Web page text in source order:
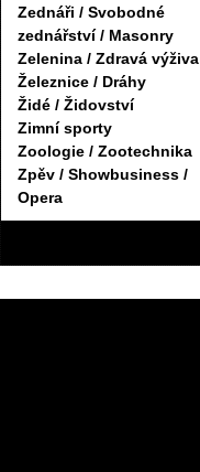
Zednáři / Svobodné
zednářství / Masonry
Zelenina / Zdravá výživa
Železnice / Dráhy
Židé / Židovství
Zimní sporty
Zoologie / Zootechnika
Zpěv / Showbusiness /
Opera